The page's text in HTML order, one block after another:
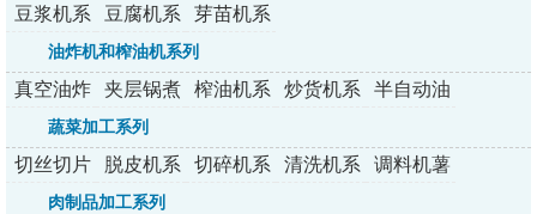
豆浆机系
列
豆腐机系
列
芽苗机系
油炸机和榨油机系列
真空油炸
机
夹层锅煮
锅
榨油机系
炒货机系
半自动油
蔬菜加工系列
切丝切片
切丁机
脱皮机系
列
切碎机系
清洗机系
调料机薯
肉制品加工系列